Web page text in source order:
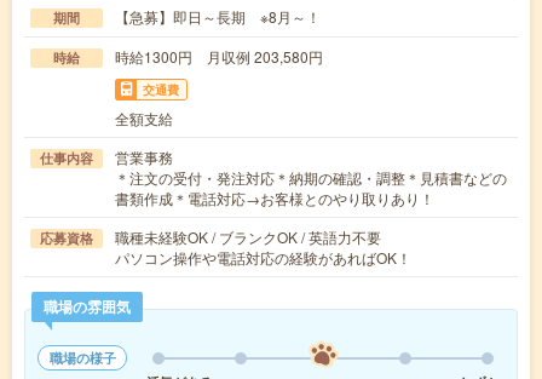
期間 【急募】即日～長期 ※8月～！
時給 時給1300円 月収例 203,580円
交通費
全額支給
仕事内容
営業事務
＊注文の受付・発注対応＊納期の確認・調整＊見積書などの
書類作成＊電話対応→お客様とのやり取りあり！
応募資格
職種未経験OK / ブランクOK / 英語力不要
パソコン操作や電話対応の経験があればOK！
職場の雰囲気
職場の様子